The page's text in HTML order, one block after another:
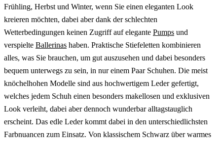
Frühling, Herbst und Winter, wenn Sie einen eleganten Look
kreieren möchten, dabei aber dank der schlechten
Wetterbedingungen keinen Zugriff auf elegante Pumps und
verspielte Ballerinas haben. Praktische Stiefeletten kombinieren
alles, was Sie brauchen, um gut auszusehen und dabei besonders
bequem unterwegs zu sein, in nur einem Paar Schuhen. Die meist
knöchelhohen Modelle sind aus hochwertigem Leder gefertigt,
welches jedem Schuh einen besonders makellosen und exklusiven
Look verleiht, dabei aber dennoch wunderbar alltagstauglich
erscheint. Das edle Leder kommt dabei in den unterschiedlichsten
Farbnuancen zum Einsatz. Von klassischem Schwarz über warmes